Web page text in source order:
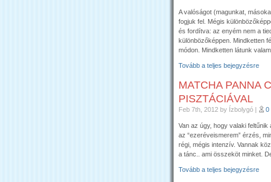
A valóságot (magunkat,
fogjuk fel. Mégis
és fordítva: az enyém nem a
különbözőképpen. Mindketten
módon. Mindketten látunk
Tovább a teljes bejegyzésre
MATCHA PANNA
PISZTÁCIÁVAL
Feb 7th, 2012 by Ízbolygó | 0
Van az úgy, hogy valaki
az “ezeréveismerem” érzés,
régi, mégis intenzív. Vannak
a tánc.. ami összeköt minket.
Tovább a teljes bejegyzésre